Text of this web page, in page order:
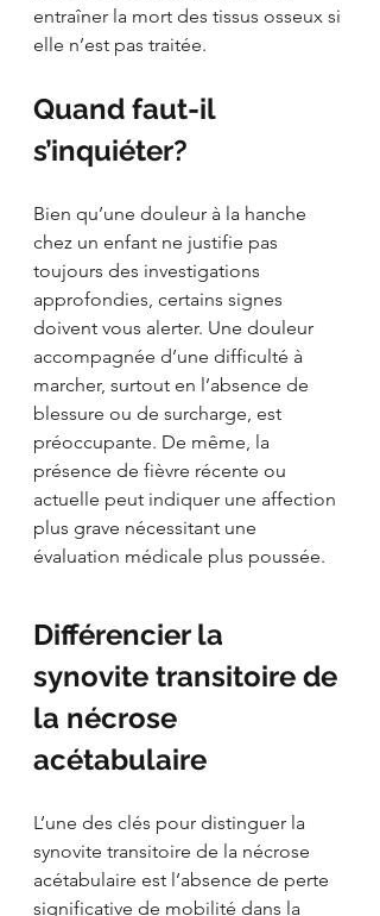
entraîner la mort des tissus osseux si
elle n’est pas traitée.
Quand faut-il
s’inquiéter?
Bien qu’une douleur à la hanche
chez un enfant ne justifie pas
toujours des investigations
approfondies, certains signes
doivent vous alerter. Une douleur
accompagnée d’une difficulté à
marcher, surtout en l’absence de
blessure ou de surcharge, est
préoccupante. De même, la
présence de fièvre récente ou
actuelle peut indiquer une affection
plus grave nécessitant une
évaluation médicale plus poussée.
Différencier la
synovite transitoire de
la nécrose
acétabulaire
L’une des clés pour distinguer la
synovite transitoire de la nécrose
acétabulaire est l’absence de perte
significative de mobilité dans la